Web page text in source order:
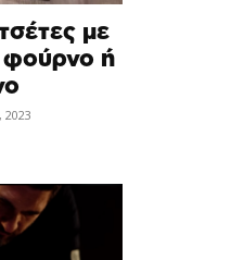
με
φούρνο ή
2023